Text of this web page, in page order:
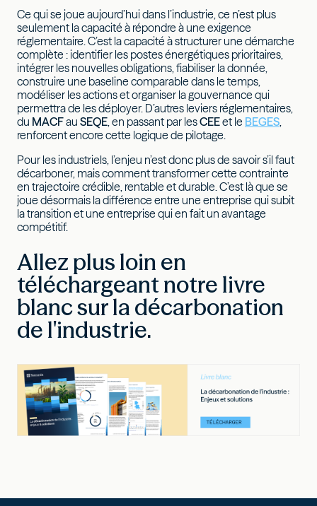
Ce qui se joue aujourd’hui dans l’industrie, ce n’est plus
seulement la capacité à répondre à une exigence
réglementaire. C’est la capacité à structurer une démarche
complète : identifier les postes énergétiques prioritaires,
intégrer les nouvelles obligations, fiabiliser la donnée,
construire une baseline comparable dans le temps,
modéliser les actions et organiser la gouvernance qui
permettra de les déployer. D’autres leviers réglementaires,
du MACFau SEQE, en passant par lesCEEet le BEGES,
renforcent encore cette logique de pilotage.
Pour les industriels, l’enjeu n’est donc plus de savoir s’il faut
décarboner, mais comment transformer cette contrainte
en trajectoire crédible, rentable et durable. C’est là que se
joue désormais la différence entre une entreprise qui subit
la transition et une entreprise qui en fait un avantage
compétitif.
Allez plus loin en
téléchargeant notre livre
blanc sur la décarbonation
de l'industrie.